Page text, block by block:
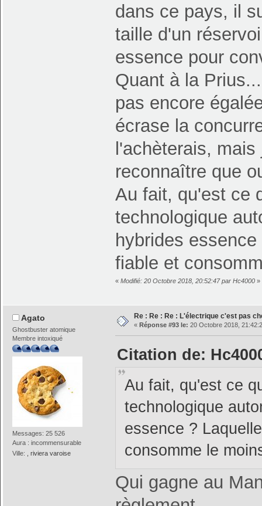
dans ce pays, il
taille d'un
essence pour
Quant à la
pas encore
écrase la
l'achèterais,
reconnaître que
Au fait, qu'est ce
technologique
hybrides
fiable et
« Modifié: 20 Octobre 2018, 20:52:47 par Hc4000»
Agato
Ghostbuster atomique
Membre intoxiqué
Messages: 25 526
Aura : incommensurable
Ville:
, riviera varoise
Re : Re : Re : L'électrique c'est pas
« Réponse #93 le: 20 Octobre 2018,
Citation de:
Au fait, qu'est ce
technologique
essence ?
consomme le
Qui gagne au